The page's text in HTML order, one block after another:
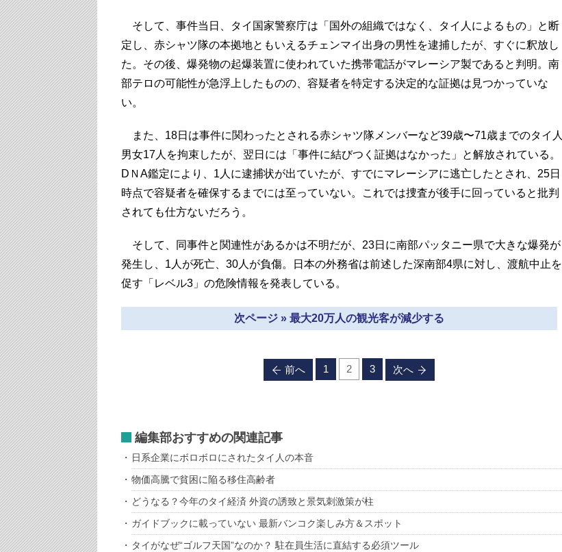
そして、事件当日、タイ国家警察庁は「国外の組織ではなく、タイ人によるもの」と断
定し、赤シャツ隊の本拠地ともいえるチェンマイ出身の男性を逮捕したが、すぐに釈放し
た。その後、爆発物の起爆装置に使われていた携帯電話がマレーシア製であると判明。南
部テロの可能性が急浮上したものの、容疑者を特定する決定的な証拠は見つかっていな
い。
また、18日は事件に関わったとされる赤シャツ隊メンバーなど39歳〜71歳までのタイ人
男女17人を拘束したが、翌日には「事件に結びつく証拠はなかった」と解放されている。
DＮA鑑定により、1人に逮捕状が出ていたが、すでにマレーシアに逃亡したとされ、25日
時点で容疑者を確保するまでには至っていない。これでは捜査が後手に回っていると批判
されても仕方ないだろう。
そして、同事件と関連性があるかは不明だが、23日に南部パッタニー県で大きな爆発が
発生し、1人が死亡、30人が負傷。日本の外務省は前述した深南部4県に対し、渡航中止を
促す「レベル3」の危険情報を発表している。
次ページ » 最大20万人の観光客が減少する
前へ 1 2 3 次へ
編集部おすすめの関連記事
日系企業にボロボロにされたタイ人の本音
物価高騰で貧困に陥る移住高齢者
どうなる？今年のタイ経済 外資の誘致と景気刺激策が柱
ガイドブックに載っていない 最新バンコク楽しみ方＆スポット
タイがなぜ“ゴルフ天国”なのか？ 駐在員生活に直結する必須ツール